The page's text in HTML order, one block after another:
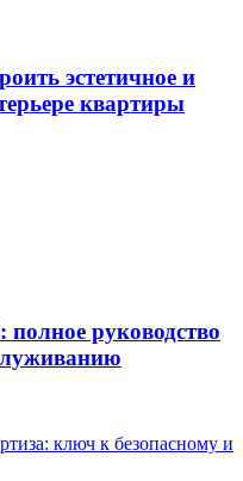
эстетичное и
квартиры
руководство